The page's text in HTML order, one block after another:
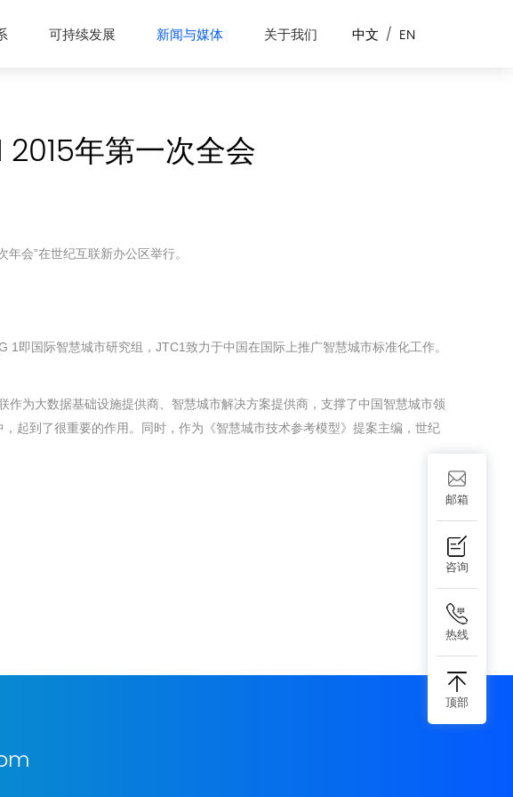
可持续发展 新闻与媒体 关于我们 中文 / EN
2015年第一次全会
会”在世纪互联新办公区举行。
即国际智慧城市研究组，JTC1致力于中国在国际上推广智慧城市标准化工作。
为大数据基础设施提供商、智慧城市解决方案提供商，支撑了中国智慧城市领
起到了很重要的作用。同时，作为《智慧城市技术参考模型》提案主编，世纪
邮箱
咨询
热线
顶部